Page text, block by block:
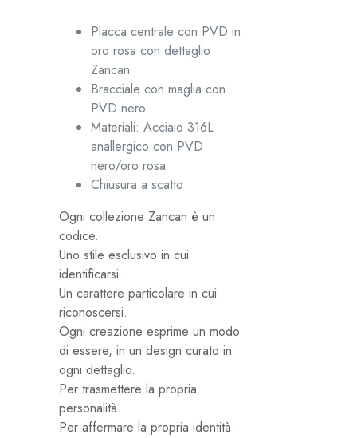
Placca centrale con PVD in
oro rosa con dettaglio
Zancan
Bracciale con maglia con
PVD nero
Materiali: Acciaio 316L
anallergico con PVD
nero/oro rosa
Chiusura a scatto
Ogni collezione Zancan è un
codice.
Uno stile esclusivo in cui
identificarsi.
Un carattere particolare in cui
riconoscersi.
Ogni creazione esprime un modo
di essere, in un design curato in
ogni dettaglio.
Per trasmettere la propria
personalità.
Per affermare la propria identità.